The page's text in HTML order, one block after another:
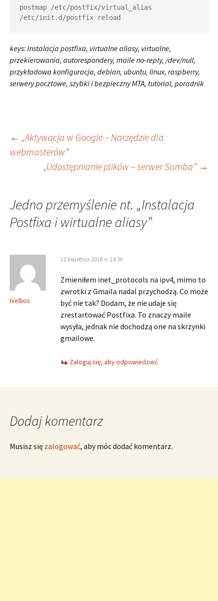
postmap /etc/postfix/virtual_alias
/etc/init.d/postfix reload
keys: instalacja postfixa, virtualne aliasy, virtualne,
przekierowania, autorespondery, maile no-reply, /dev/null,
przykładowa konfiguracja, debian, ubuntu, linux, raspberry,
serwery pocztowe, szybki i bezpieczny MTA, tutorial, poradnik
Zobacz
wpisy
← „Aktywacja w Google – Narzędzie dla
webmasterów”
„Udostępnianie plików – serwer Samba” →
Jedno przemyślenie nt. „Instalacja
Postfixa i wirtualne aliasy”
Ivellios
11 kwietnia 2018 o 14:36
Zmieniłem inet_protocols na ipv4, mimo to
zwrotki z Gmaila nadal przychodzą. Co może
być nie tak? Dodam, że nie udaje się
zrestartować Postfixa. To znaczy maile
wysyła, jednak nie dochodzą one na skrzynki
gmailowe.
Zaloguj się, aby odpowiedzieć
Dodaj komentarz
Musisz się zalogować, aby móc dodać komentarz.